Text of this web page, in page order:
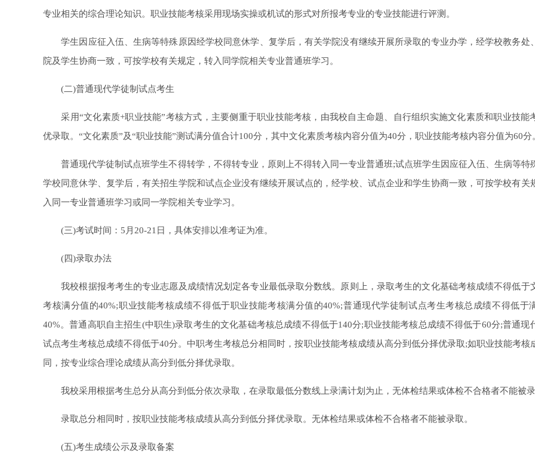
专业相关的综合理论知识。职业技能考核采用现场实操或机试的形式对所报考专业的专业技能进行评测。
学生因应征入伍、生病等特殊原因经学校同意休学、复学后，有关学院没有继续开展所录取的专业办学，经学校教务处
院及学生协商一致，可按学校有关规定，转入同学院相关专业普通班学习。
(二)普通现代学徒制试点考生
采用“文化素质+职业技能”考核方式，主要侧重于职业技能考核，由我校自主命题、自行组织实施文化素质和职业技能
优录取。“文化素质”及“职业技能”测试满分值合计100分，其中文化素质考核内容分值为40分，职业技能考核内容分值为60分
普通现代学徒制试点班学生不得转学，不得转专业，原则上不得转入同一专业普通班;试点班学生因应征入伍、生病等特
学校同意休学、复学后，有关招生学院和试点企业没有继续开展试点的，经学校、试点企业和学生协商一致，可按学校有关
入同一专业普通班学习或同一学院相关专业学习。
(三)考试时间：5月20-21日，具体安排以准考证为准。
(四)录取办法
我校根据报考考生的专业志愿及成绩情况划定各专业最低录取分数线。原则上，录取考生的文化基础考核成绩不得低于
考核满分值的40%;职业技能考核成绩不得低于职业技能考核满分值的40%;普通现代学徒制试点考生考核总成绩不得低于
40%。普通高职自主招生(中职生)录取考生的文化基础考核总成绩不得低于140分;职业技能考核总成绩不得低于60分;普通现
试点考生考核总成绩不得低于40分。中职考生考核总分相同时，按职业技能考核成绩从高分到低分择优录取;如职业技能考核
同，按专业综合理论成绩从高分到低分择优录取。
我校采用根据考生总分从高分到低分依次录取，在录取最低分数线上录满计划为止，无体检结果或体检不合格者不能被录
录取总分相同时，按职业技能考核成绩从高分到低分择优录取。无体检结果或体检不合格者不能被录取。
(五)考生成绩公示及录取备案